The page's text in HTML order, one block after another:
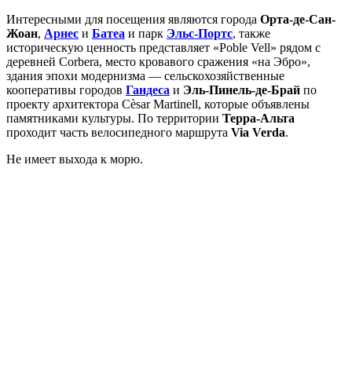
Интересными для посещения являются города Орта-де-Сан-
Жоан, Арнес и Батеа и парк Эльс-Портс, также
историческую ценность представляет «Poble Vell» рядом с
деревней Corbera, место кровавого сражения «на Эбро»,
здания эпохи модернизма — сельскохозяйственные
кооперативы городов Гандеса и Эль-Пинель-де-Брай по
проекту архитектора Cèsar Martinell, которые объявлены
памятниками культуры. По территории Терра-Альта
проходит часть велосипедного маршрута Via Verda.
Не имеет выхода к морю.